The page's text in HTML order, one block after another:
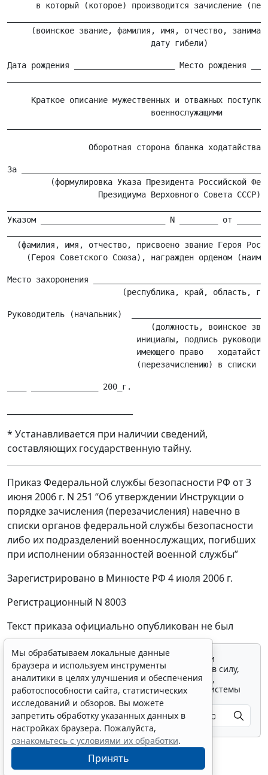
в который (которое) производится зачисление
(воинское звание, фамилия, имя, отчество,
Дата рождения _____________________ Место рождения
Краткое описание мужественных и отважных
                              военнослужащими
За
(формулировка Указа Президента Российской
                   Президиума Верховного Совета СССР)
Указом __________________________ N ________ от
(фамилия, имя, отчество, присвоено звание Героя
Место захоронения
Руководитель (начальник)
(должность, воинское
инициалы, подпись
имеющего право
* Устанавливается при наличии сведений,
составляющих государственную тайну.
Приказ Федеральной службы безопасности РФ от 3
июня 2006 г. N 251 “Об утверждении Инструкции о
порядке зачисления (перезачисления) навечно в
списки органов федеральной службы безопасности
либо их подразделений военнослужащих, погибших
при исполнении обязанностей военной службы”
Зарегистрировано в Минюсте РФ 4 июля 2006 г.
Регистрационный N 8003
Текст приказа официально опубликован не был
Для просмотра актуального текста документа и
получения полной информации о вступлении в силу,
изменениях и порядке применения документа,
воспользуйтесь поиском в Интернет-версии системы
ГАРАНТ:
Мы обрабатываем локальные данные
браузера и используем инструменты
аналитики в целях улучшения и обеспечения
работоспособности сайта, статистических
исследований и обзоров. Вы можете
запретить обработку указанных данных в
настройках браузера. Пожалуйста,
ознакомьтесь с условиями их обработки.
Принять